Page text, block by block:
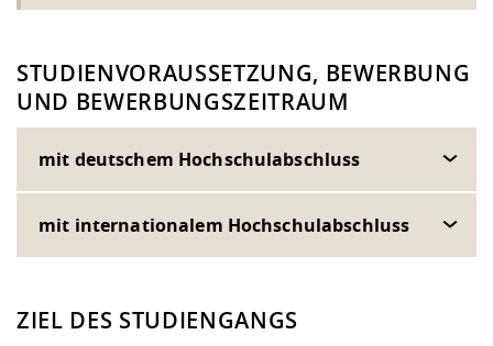
STUDIENVORAUSSETZUNG, BEWERBUNG
UND BEWERBUNGSZEITRAUM
mit deutschem Hochschulabschluss
mit internationalem Hochschulabschluss
ZIEL DES STUDIENGANGS